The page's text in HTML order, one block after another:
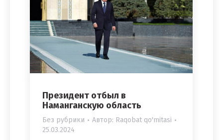
Президент отбыл в
Наманганскую область
Без рубрики Автор: Raqobat qo'mitasi
25.03.2024